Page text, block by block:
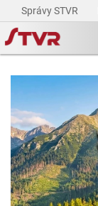
Správy STVR